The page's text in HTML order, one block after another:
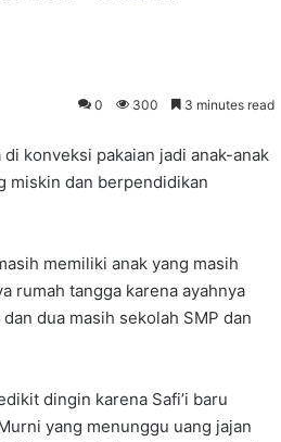
0 300 3 minutes read
konveksi pakaian jadi anak-anak
miskin dan berpendidikan
memiliki anak yang masih
rumah tangga karena ayahnya
dua masih sekolah SMP dan
dingin karena Safi’i baru
yang menunggu uang jajan